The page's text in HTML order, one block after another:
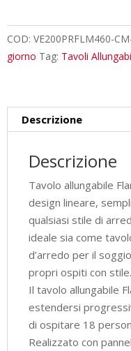
Flame
Premium
antracite
quantità
COD: VE200PRFLM460-
giorno Tag: Tavoli
Descrizione
Descrizione
Tavolo allungabile
design lineare,
qualsiasi stile di
ideale sia come
d’arredo per il
propri ospiti con stile.
Il tavolo allungabile
estendersi
di ospitare 18
Realizzato con